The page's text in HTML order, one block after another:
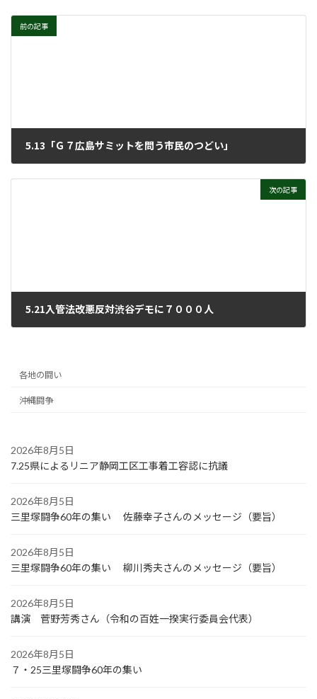
前の記事
5.13「Ｇ７広島サミットを問う市民のつどい」
次の記事
5.21入管法改悪反対渋谷デモに７０００人
各地の闘い
沖縄闘争
2026年8月5日
7.25県によるリニア静岡工区工事着工容認に抗議
2026年8月5日
三里塚闘争60年の集い 佐藤幸子さんのメッセージ（要旨）
2026年8月5日
三里塚闘争60年の集い 柳川秀夫さんのメッセージ（要旨）
2026年8月5日
講演 菅野芳秀さん（令和の百姓一揆実行委員会代表）
2026年8月5日
７・25三里塚闘争60年の集い